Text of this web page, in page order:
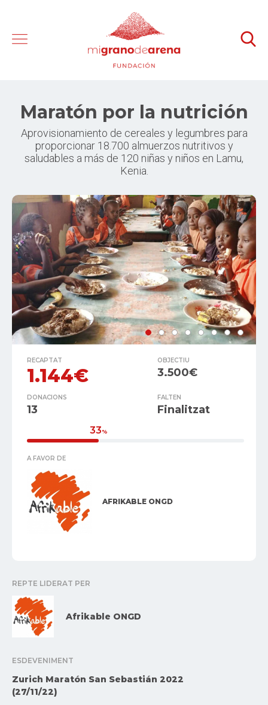
Maratón por la nutrición
Aprovisionamiento de cereales y legumbres para
proporcionar 18.700 almuerzos nutritivos y
saludables a más de 120 niñas y niños en Lamu,
Kenia.
RECAPTAT
1.144€
OBJECTIU
3.500€
DONACIONS
13
FALTEN
Finalitzat
33%
A FAVOR DE
AFRIKABLE ONGD
REPTE LIDERAT PER
Afrikable ONGD
ESDEVENIMENT
Zurich Maratón San Sebastián 2022
(27/11/22)